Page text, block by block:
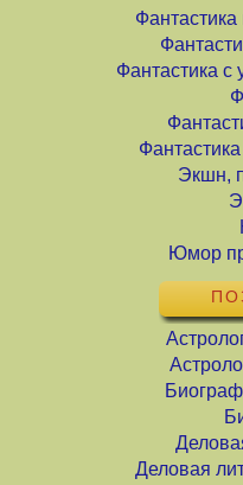
Фантастика
Фантастика с
Экшн,
Юмор
Деловая